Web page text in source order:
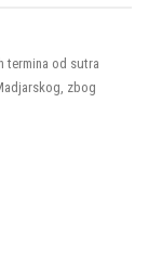
termina od sutra
zbog